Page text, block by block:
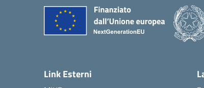
Link Esterni